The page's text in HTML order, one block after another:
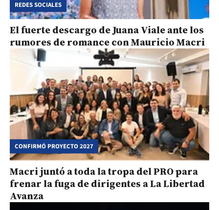
REDES SOCIALES
El fuerte descargo de Juana Viale ante los
rumores de romance con Mauricio Macri
CONFIRMÓ PROYECTO 2027
Macri juntó a toda la tropa del PRO para
frenar la fuga de dirigentes a La Libertad
Avanza